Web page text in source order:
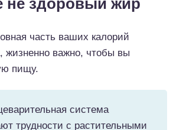
не здоровый жир
часть ваших калорий
жизненно важно, чтобы вы
пищу.
система
трудности с растительными